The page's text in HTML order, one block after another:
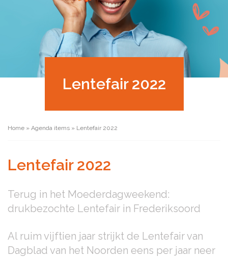
Lentefair 2022
Home » Agenda items » Lentefair 2022
Lentefair 2022
Terug in het Moederdagweekend:
drukbezochte Lentefair in Frederiksoord
Al ruim vijftien jaar strijkt de Lentefair van
Dagblad van het Noorden eens per jaar neer